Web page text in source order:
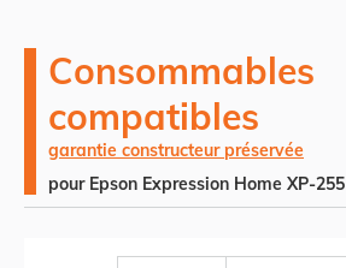
Consommables
compatibles
garantie constructeur préservée
pour Epson Expression Home XP-255